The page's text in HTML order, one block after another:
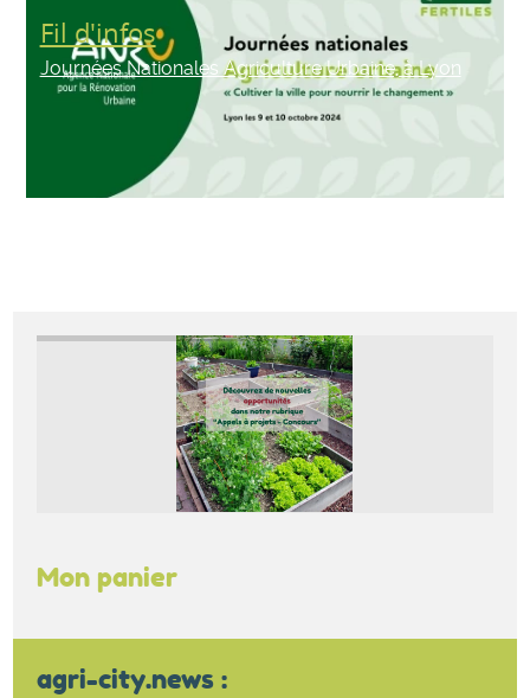
Journées Nationales Agriculture Urbaine, à Lyon
Fil d'infos
Mon panier
agri-city.news :